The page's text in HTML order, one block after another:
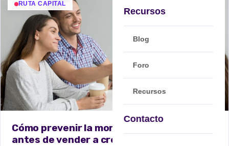
Recursos
Blog
Foro
Recursos
Contacto
RUTA CAPITAL
Cómo prevenir la morosidad en tu Pyme
antes de vender a crédito